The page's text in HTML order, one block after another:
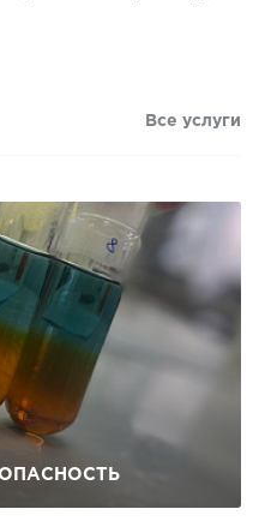
Все услуги